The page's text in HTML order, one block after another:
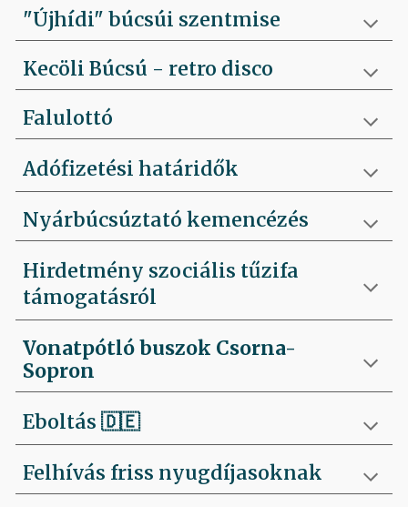
"Újhídi" búcsúi szentmise
Kecöli Búcsú - retro disco
Falulottó
Adófizetési határidők
Nyárbúcsúztató kemencézés
Hirdetmény szociális tűzifa
támogatásról
Vonatpótló buszok Csorna-
Sopron
Eboltás🇩🇪
Felhívás friss nyugdíjasoknak